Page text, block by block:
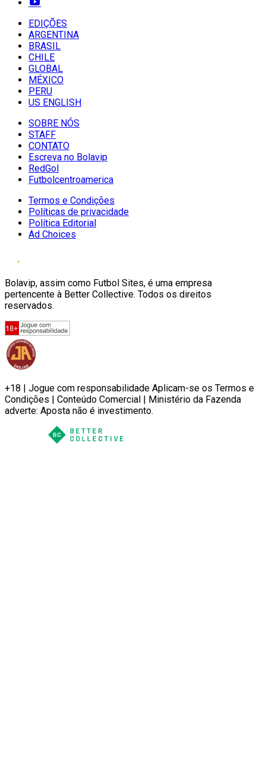
EDIÇÕES
ARGENTINA
BRASIL
CHILE
GLOBAL
MÉXICO
PERU
US ENGLISH
SOBRE NÓS
STAFF
CONTATO
Escreva no Bolavip
RedGol
Futbolcentroamerica
Termos e Condições
Políticas de privacidade
Política Editorial
Ad Choices
Bolavip, assim como Futbol Sites, é uma empresa
pertencente à Better Collective. Todos os direitos
reservados.
+18 | Jogue com responsabilidade Aplicam-se os Termos e
Condições | Conteúdo Comercial | Ministério da Fazenda
adverte: Aposta não é investimento.